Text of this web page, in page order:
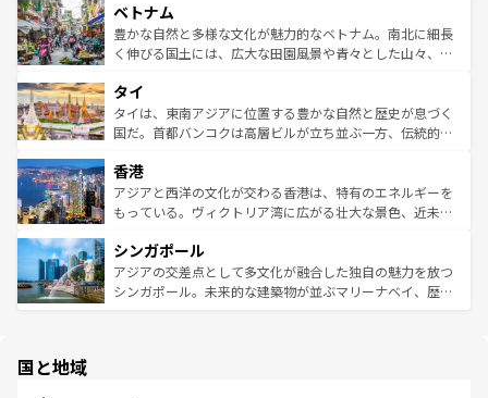
参照してほしい。
容にもいいと評判のスイーツなど、バラエティ豊かな料理
が味わえる。 なお、新着の台湾情報は コンテンツ一覧を参
照してほしい。
き、地方に足を延ばせば四季折々の自然美を楽しむことが
できる。そして、キムチや焼肉、絶品のストリートフード
まで、さまざまな韓国料理が待っている。夜には、韓国な
リティに包まれながら、韓国の多彩な魅力を心ゆくまで味
わってみてほしい。 なお、新着の韓国情報はコンテンツ一
覧を参照してほしい。
ベトナム
豊かな自然と多様な文化が魅力的なベトナム。南北に細長
く伸びる国土には、広大な田園風景や青々とした山々、世
急速な発展と共に伝統が息づく。ハノイの古い町並みやホ
ーチミン市のフランス統治時代の建物も、独特の雰囲気を
醸し出している。また、バラエティの豊かさとおいしさで
とつ。フォーやバインミー、ベトナムコーヒーなどは、ぜ
ひ現地で味わいたい。どの地域を訪れてもあたたかい人々
が旅行者を迎えてくれるので、きっと忘れられない旅にな
参照してほしい。
タイ
タイは、東南アジアに位置する豊かな自然と歴史が息づく
国だ。首都バンコクは高層ビルが立ち並ぶ一方、伝統的な
の活気が交差している。北部ではチェンマイなどの山岳地
帯で自然と触れ合い、南部ではプーケットやクラビの美し
いビーチでリゾート気分を楽しむことができる。タイ料理
激する。気候は一年中温暖で、どの季節にも異なる楽しみ
が待っている。親しみやすいタイの人々、仏教を中心とし
た文化、そして多様な観光資源が、訪れる旅人を魅了し続
香港
アジアと西洋の文化が交わる香港は、特有のエネルギーを
もっている。ヴィクトリア湾に広がる壮大な景色、近未来
み、どこを訪れても感動するはず。観光スポットが密集し
ており、効率よく見どころを回れるのも魅力。息をのむよ
うな絶景から文化的な体験まで、香港を存分に楽しみ尽く
シンガポール
アジアの交差点として多文化が融合した独自の魅力を放つ
シンガポール。未来的な建築物が並ぶマリーナベイ、歴史
国と地域